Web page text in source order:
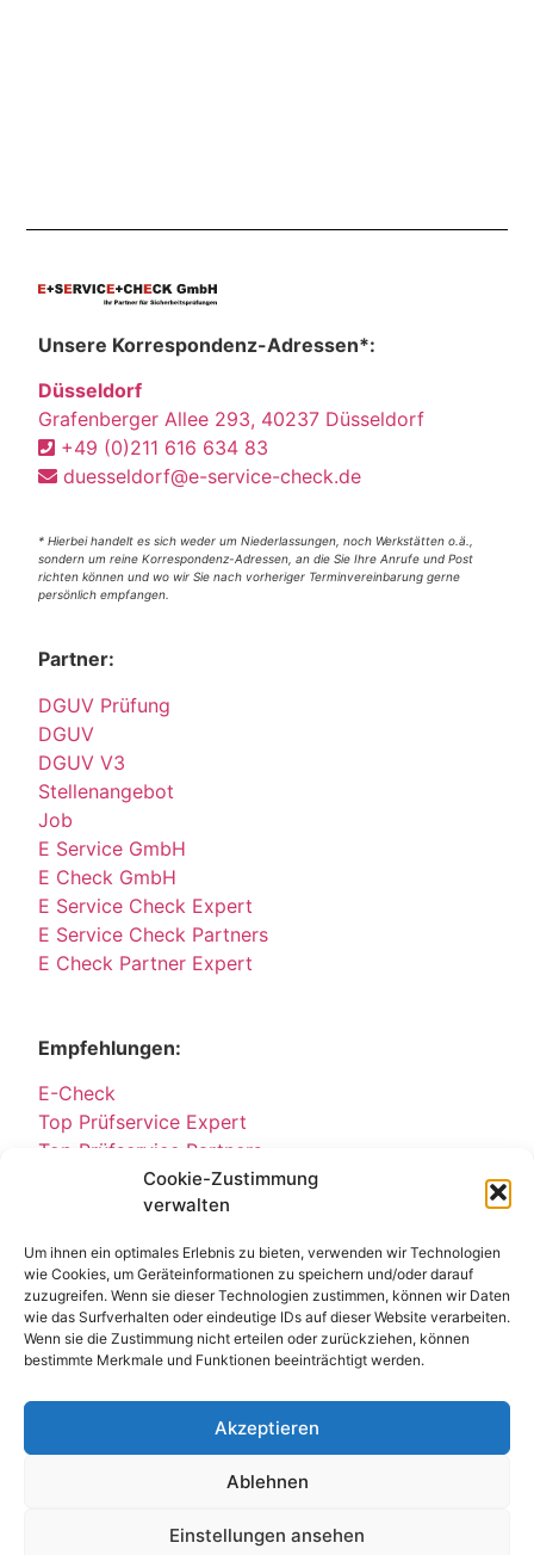
Cookie-Zustimmung
verwalten
Um ihnen ein optimales Erlebnis zu bieten, verwenden wir Technologien
wie Cookies, um Geräteinformationen zu speichern und/oder darauf
zuzugreifen. Wenn sie dieser Technologien zustimmen, können wir Daten
wie das Surfverhalten oder eindeutige IDs auf dieser Website verarbeiten.
Wenn sie die Zustimmung nicht erteilen oder zurückziehen, können
bestimmte Merkmale und Funktionen beeinträchtigt werden.
Akzeptieren
Ablehnen
Einstellungen ansehen
Unsere Korrespondenz-Adressen*:
Düsseldorf
Grafenberger Allee 293, 40237 Düsseldorf
+49 (0)211 616 634 83
duesseldorf@e-service-check.de
* Hierbei handelt es sich weder um Niederlassungen, noch Werkstätten o.ä.,
sondern um reine Korrespondenz-Adressen, an die Sie Ihre Anrufe und Post
richten können und wo wir Sie nach vorheriger Terminvereinbarung gerne
persönlich empfangen.
Partner:
DGUV Prüfung
DGUV
DGUV V3
Stellenangebot
Job
E Service GmbH
E Check GmbH
E Service Check Expert
E Service Check Partners
E Check Partner Expert
Empfehlungen:
E-Check
Top Prüfservice Expert
Top Prüfservice Partners
Top Prüfservice GmbH
Sicherheitsprüfungen Partners
Prüfung E-Check Expert
Prüfung elektrischer Anlagen
© All Rights Reserved 2025